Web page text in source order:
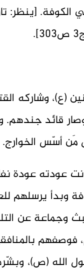
(ع)، وشاركه
قائد جندهم.
مَن أسّس الخوارج.
عودته عودة
وبدأ يرسلهم
وجماعة عن
فوصفهم
الله (ص)،